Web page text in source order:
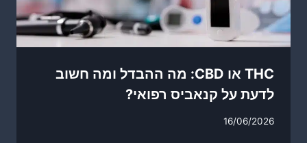
THC או CBD: מה ההבדל ומה חשוב
לדעת על קנאביס רפואי?
16/06/2026